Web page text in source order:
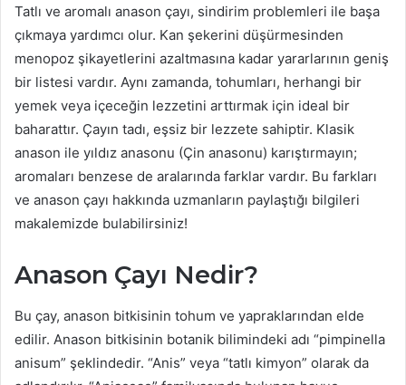
Tatlı ve aromalı anason çayı, sindirim problemleri ile başa
çıkmaya yardımcı olur. Kan şekerini düşürmesinden
menopoz şikayetlerini azaltmasına kadar yararlarının geniş
bir listesi vardır. Aynı zamanda, tohumları, herhangi bir
yemek veya içeceğin lezzetini arttırmak için ideal bir
baharattır. Çayın tadı, eşsiz bir lezzete sahiptir. Klasik
anason ile yıldız anasonu (Çin anasonu) karıştırmayın;
aromaları benzese de aralarında farklar vardır. Bu farkları
ve anason çayı hakkında uzmanların paylaştığı bilgileri
makalemizde bulabilirsiniz!
Anason Çayı Nedir?
Bu çay, anason bitkisinin tohum ve yapraklarından elde
edilir. Anason bitkisinin botanik bilimindeki adı “pimpinella
anisum” şeklindedir. “Anis” veya “tatlı kimyon” olarak da